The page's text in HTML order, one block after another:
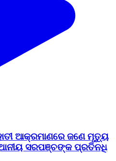
ଆକ୍ରମାଣରେ ଜଣେ ମୃତ୍ୟୁ
ସରପଞ୍ଚଙ୍କ ପ୍ରତିନଧି